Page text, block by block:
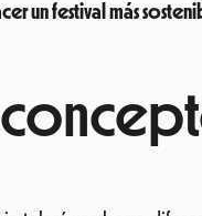
un festival más